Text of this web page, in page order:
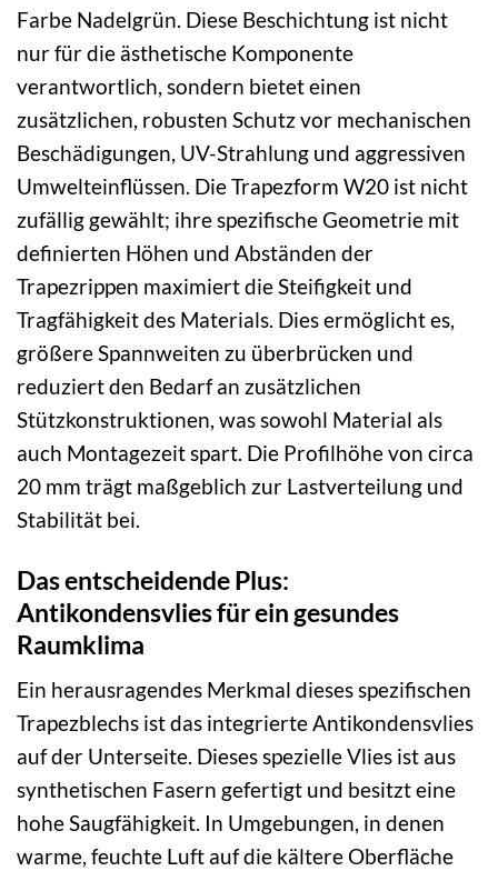
Farbe Nadelgrün. Diese Beschichtung ist nicht
nur für die ästhetische Komponente
verantwortlich, sondern bietet einen
zusätzlichen, robusten Schutz vor mechanischen
Beschädigungen, UV-Strahlung und aggressiven
Umwelteinflüssen. Die Trapezform W20 ist nicht
zufällig gewählt; ihre spezifische Geometrie mit
definierten Höhen und Abständen der
Trapezrippen maximiert die Steifigkeit und
Tragfähigkeit des Materials. Dies ermöglicht es,
größere Spannweiten zu überbrücken und
reduziert den Bedarf an zusätzlichen
Stützkonstruktionen, was sowohl Material als
auch Montagezeit spart. Die Profilhöhe von circa
20 mm trägt maßgeblich zur Lastverteilung und
Stabilität bei.
Das entscheidende Plus:
Antikondensvlies für ein gesundes
Raumklima
Ein herausragendes Merkmal dieses spezifischen
Trapezblechs ist das integrierte Antikondensvlies
auf der Unterseite. Dieses spezielle Vlies ist aus
synthetischen Fasern gefertigt und besitzt eine
hohe Saugfähigkeit. In Umgebungen, in denen
warme, feuchte Luft auf die kältere Oberfläche